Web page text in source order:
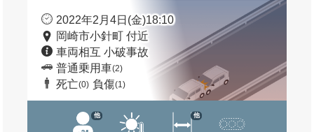
2022年2月4日(金)18:10
岡崎市小針町 付近
車両相互 小破事故
普通乗用車(2)
死亡(0) 負傷(1)
他 他